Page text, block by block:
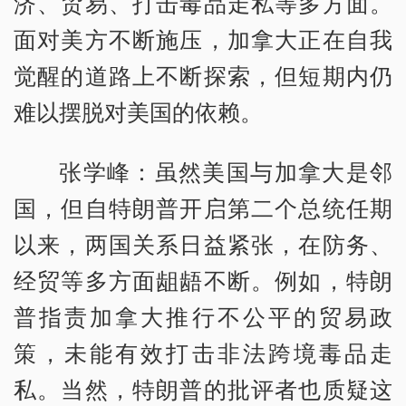
面对美方不断施压，加拿大正在自我
觉醒的道路上不断探索，但短期内仍
难以摆脱对美国的依赖。
张学峰：虽然美国与加拿大是邻
国，但自特朗普开启第二个总统任期
以来，两国关系日益紧张，在防务、
经贸等多方面龃龉不断。例如，特朗
普指责加拿大推行不公平的贸易政
策，未能有效打击非法跨境毒品走
私。当然，特朗普的批评者也质疑这